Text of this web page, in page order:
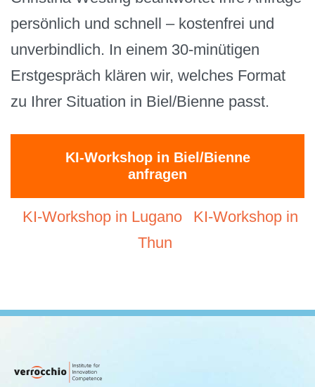
persönlich und schnell – kostenfrei und
unverbindlich. In einem 30-minütigen
Erstgespräch klären wir, welches Format
zu Ihrer Situation in Biel/Bienne passt.
KI-Workshop in Biel/Bienne
anfragen
KI-Workshop in Lugano
KI-Workshop in
Thun